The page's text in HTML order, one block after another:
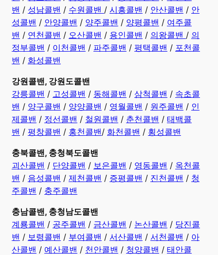
밴 / 성남콜밴 / 수원콜밴 / 시흥콜밴 / 안산콜밴 / 안
성콜밴 / 안양콜밴 / 양주콜밴 / 양평콜밴 / 여주콜
밴 / 연천콜밴 / 오산콜밴 / 용인콜밴 / 의왕콜밴 / 의
정부콜밴 / 이천콜밴 / 파주콜밴 / 평택콜밴 / 포천콜
밴 / 화성콜밴
강원콜밴, 강원도콜밴
강릉콜밴 / 고성콜밴 / 동해콜밴 / 삼척콜밴 / 속초콜
밴 / 양구콜밴 / 양양콜밴 / 영월콜밴 / 원주콜밴 / 인
제콜밴 / 정선콜밴 / 철원콜밴 / 춘천콜밴 / 태백콜
밴 / 평창콜밴 / 홍천콜밴/ 화천콜밴 / 횡성콜밴
충북콜밴, 충청북도콜밴
괴산콜밴 / 단양콜밴 / 보은콜밴 / 영동콜밴 / 옥천콜
밴 / 음성콜밴 / 제천콜밴 / 증평콜밴 / 진천콜밴 / 청
주콜밴 / 충주콜밴
충남콜밴, 충청남도콜밴
계룡콜밴 / 공주콜밴 / 금산콜밴 / 논산콜밴 / 당진콜
밴 / 보령콜밴 / 부여콜밴 / 서산콜밴 / 서천콜밴 / 아
산콜밴 / 예산콜밴 / 천안콜밴 / 청양콜밴 / 태안콜